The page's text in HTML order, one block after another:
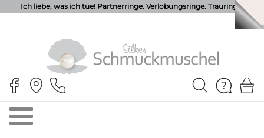
Ich liebe, was ich tue! Partnerringe. Verlobungsringe. Trauringe.